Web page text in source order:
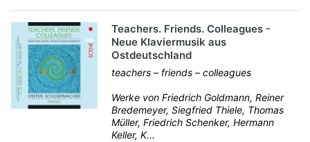
Teachers. Friends. Colleagues -
Neue Klaviermusik aus
Ostdeutschland
teachers – friends – colleagues
Werke von Friedrich Goldmann, Reiner
Bredemeyer, Siegfried Thiele, Thomas
Müller, Friedrich Schenker, Hermann
Keller, K...